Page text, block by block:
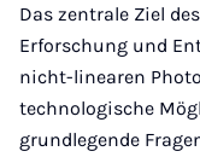
Das zentrale Ziel
Erforschung und
nicht-linearen
technologische
grundlegende